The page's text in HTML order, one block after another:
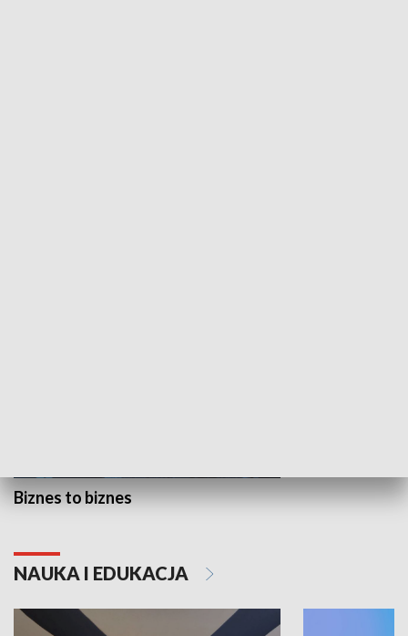
Biznes to biznes
NAUKA I EDUKACJA